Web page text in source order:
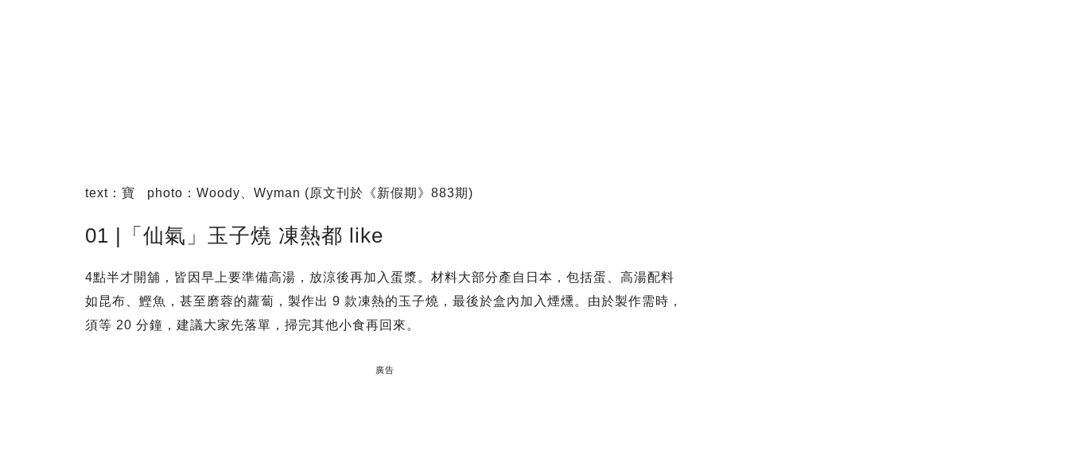
text：寶 photo：Woody、Wyman (原文刊於《新假期》883期)
01 |「仙氣」玉子燒 凍熱都 like
4點半才開舖，皆因早上要準備高湯，放涼後再加入蛋漿。材料大部分產自日本，包括蛋、高湯配料
如昆布、鰹魚，甚至磨蓉的蘿蔔，製作出 9 款凍熱的玉子燒，最後於盒內加入煙燻。由於製作需時，
須等 20 分鐘，建議大家先落單，掃完其他小食再回來。
廣告